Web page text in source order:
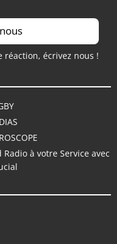
réaction, écrivez nous !
Radio à votre Service avec